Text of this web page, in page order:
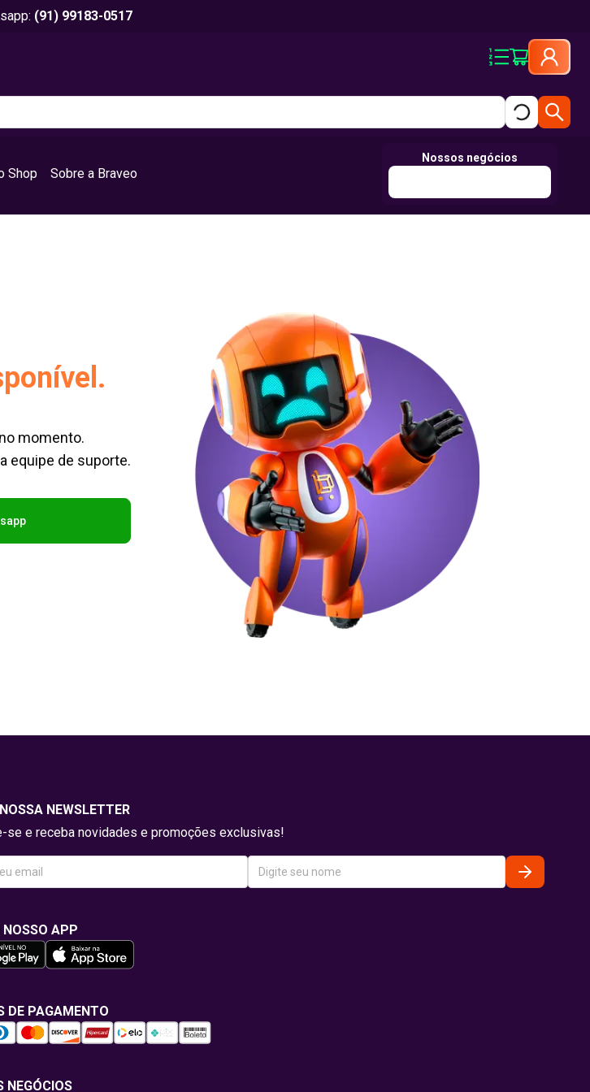
(91) 99183-0517
Shop Sobre a Braveo
Nossos negócios
momento.
equipe de suporte.
NEWSLETTER
se e receba novidades e promoções exclusivas!
NOSSO APP
DE PAGAMENTO
NEGÓCIOS